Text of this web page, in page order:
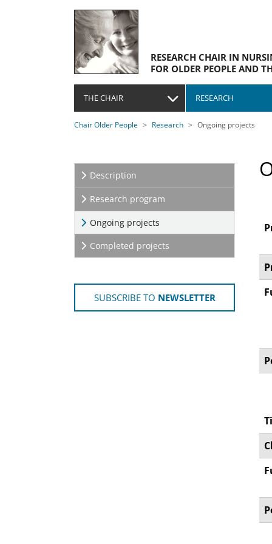
Skip to main navigation
Skip to main content
Skip to page footer
RESEARCH CHAIR IN
FOR OLDER PEOPLE AND
THE CHAIR RESEARCH
You are here:
Chair Older People Research Ongoing projects
Description
Research program
Ongoing projects
Completed projects
SUBSCRIBE TO NEWSLETTER